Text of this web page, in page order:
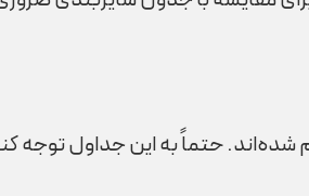
حتماً به این جداول توجه